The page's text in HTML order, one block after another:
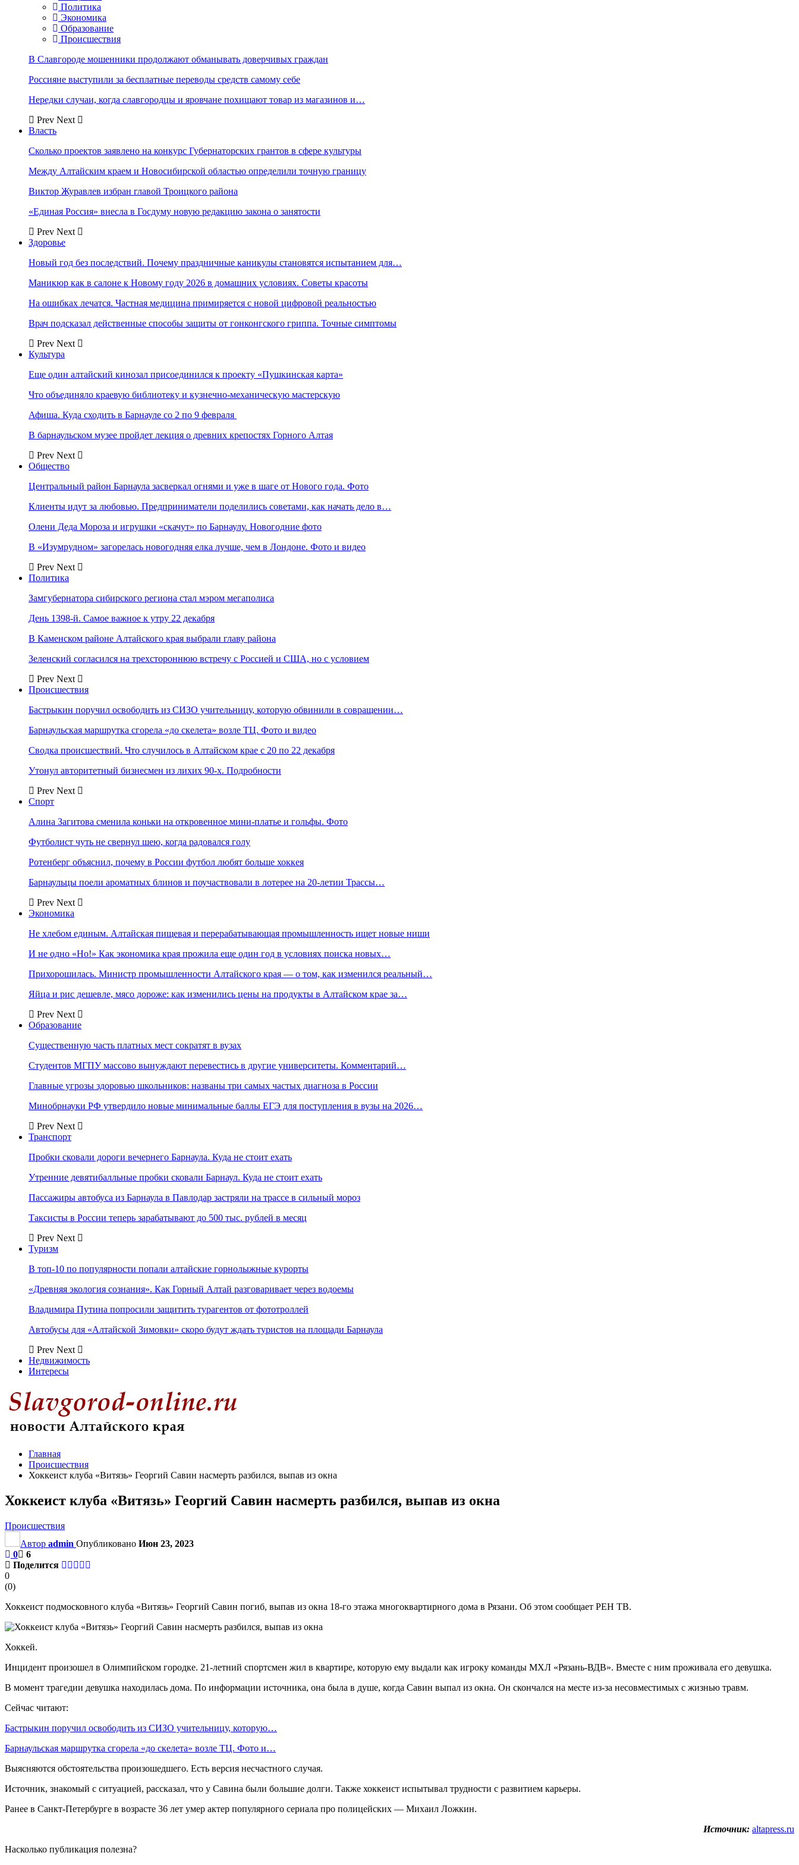
Политика
Экономика
Образование
Происшествия
В Славгороде мошенники продолжают обманывать доверчивых граждан
Россияне выступили за бесплатные переводы средств самому себе
Нередки случаи, когда славгородцы и яровчане похищают товар из магазинов и…
Prev Next
Власть
Сколько проектов заявлено на конкурс Губернаторских грантов в сфере культуры
Между Алтайским краем и Новосибирской областью определили точную границу
Виктор Журавлев избран главой Троицкого района
«Единая Россия» внесла в Госдуму новую редакцию закона о занятости
Prev Next
Здоровье
Новый год без последствий. Почему праздничные каникулы становятся испытанием для…
Маникюр как в салоне к Новому году 2026 в домашних условиях. Советы красоты
На ошибках лечатся. Частная медицина примиряется с новой цифровой реальностью
Врач подсказал действенные способы защиты от гонконгского гриппа. Точные симптомы
Prev Next
Культура
Еще один алтайский кинозал присоединился к проекту «Пушкинская карта»
Что объединяло краевую библиотеку и кузнечно-механическую мастерскую
Афиша. Куда сходить в Барнауле со 2 по 9 февраля
В барнаульском музее пройдет лекция о древних крепостях Горного Алтая
Prev Next
Общество
Центральный район Барнаула засверкал огнями и уже в шаге от Нового года. Фото
Клиенты идут за любовью. Предприниматели поделились советами, как начать дело в…
Олени Деда Мороза и игрушки «скачут» по Барнаулу. Новогодние фото
В «Изумрудном» загорелась новогодняя елка лучше, чем в Лондоне. Фото и видео
Prev Next
Политика
Замгубернатора сибирского региона стал мэром мегаполиса
День 1398-й. Самое важное к утру 22 декабря
В Каменском районе Алтайского края выбрали главу района
Зеленский согласился на трехстороннюю встречу с Россией и США, но с условием
Prev Next
Происшествия
Бастрыкин поручил освободить из СИЗО учительницу, которую обвинили в совращении…
Барнаульская маршрутка сгорела «до скелета» возле ТЦ. Фото и видео
Сводка происшествий. Что случилось в Алтайском крае с 20 по 22 декабря
Утонул авторитетный бизнесмен из лихих 90-х. Подробности
Prev Next
Спорт
Алина Загитова сменила коньки на откровенное мини-платье и гольфы. Фото
Футболист чуть не свернул шею, когда радовался голу
Ротенберг объяснил, почему в России футбол любят больше хоккея
Барнаульцы поели ароматных блинов и поучаствовали в лотерее на 20-летии Трассы…
Prev Next
Экономика
Не хлебом единым. Алтайская пищевая и перерабатывающая промышленность ищет новые ниши
И не одно «Но!» Как экономика края прожила еще один год в условиях поиска новых…
Прихорошилась. Министр промышленности Алтайского края — о том, как изменился реальный…
Яйца и рис дешевле, мясо дороже: как изменились цены на продукты в Алтайском крае за…
Prev Next
Образование
Существенную часть платных мест сократят в вузах
Студентов МГПУ массово вынуждают перевестись в другие университеты. Комментарий…
Главные угрозы здоровью школьников: названы три самых частых диагноза в России
Минобрнауки РФ утвердило новые минимальные баллы ЕГЭ для поступления в вузы на 2026…
Prev Next
Транспорт
Пробки сковали дороги вечернего Барнаула. Куда не стоит ехать
Утренние девятибалльные пробки сковали Барнаул. Куда не стоит ехать
Пассажиры автобуса из Барнаула в Павлодар застряли на трассе в сильный мороз
Таксисты в России теперь зарабатывают до 500 тыс. рублей в месяц
Prev Next
Туризм
В топ-10 по популярности попали алтайские горнолыжные курорты
«Древняя экология сознания». Как Горный Алтай разговаривает через водоемы
Владимира Путина попросили защитить турагентов от фототроллей
Автобусы для «Алтайской Зимовки» скоро будут ждать туристов на площади Барнаула
Prev Next
Недвижимость
Интересы
Главная
Происшествия
Хоккеист клуба «Витязь» Георгий Савин насмерть разбился, выпав из окна
Хоккеист клуба «Витязь» Георгий Савин насмерть разбился, выпав из окна
Происшествия
Автор admin Опубликовано Июн 23, 2023
0
6
Поделится
0
(0)
Хоккеист подмосковного клуба «Витязь» Георгий Савин погиб, выпав из окна 18-го этажа многоквартирного дома в Рязани. Об этом сообщает РЕН ТВ.
Хоккей.
Инцидент произошел в Олимпийском городке. 21-летний спортсмен жил в квартире, которую ему выдали как игроку команды МХЛ «Рязань-ВДВ». Вместе с ним проживала его девушка.
В момент трагедии девушка находилась дома. По информации источника, она была в душе, когда Савин выпал из окна. Он скончался на месте из-за несовместимых с жизнью травм.
Сейчас читают:
Бастрыкин поручил освободить из СИЗО учительницу, которую…
Барнаульская маршрутка сгорела «до скелета» возле ТЦ. Фото и…
Выясняются обстоятельства произошедшего. Есть версия несчастного случая.
Источник, знакомый с ситуацией, рассказал, что у Савина были большие долги. Также хоккеист испытывал трудности с развитием карьеры.
Ранее в Санкт-Петербурге в возрасте 36 лет умер актер популярного сериала про полицейских — Михаил Ложкин.
Источник: altapress.ru
Насколько публикация полезна?